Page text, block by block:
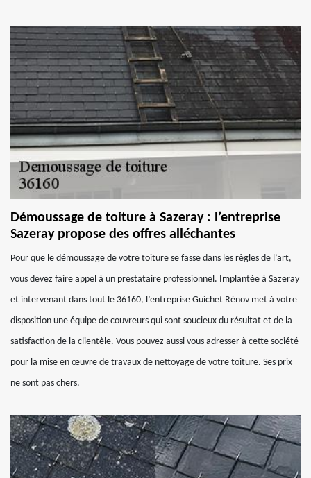
Démoussage de toiture à Sazeray : l’entreprise
Sazeray propose des offres alléchantes
Pour que le démoussage de votre toiture se fasse dans les règles de l’art,
vous devez faire appel à un prestataire professionnel. Implantée à Sazeray
et intervenant dans tout le 36160, l’entreprise Guichet Rénov met à votre
disposition une équipe de couvreurs qui sont soucieux du résultat et de la
satisfaction de la clientèle. Vous pouvez aussi vous adresser à cette société
pour la mise en œuvre de travaux de nettoyage de votre toiture. Ses prix
ne sont pas chers.